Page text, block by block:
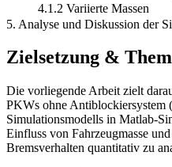
4.1.2 Variierte Massen
5. Analyse und Diskussion der
Zielsetzung &
Die vorliegende Arbeit zielt
PKWs ohne Antiblockiersystem
Simulationsmodells in Matlab-
Einfluss von Fahrzeugmasse
Bremsverhalten quantitativ zu